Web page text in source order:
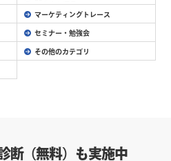
マーケティングトレース
セミナー・勉強会
その他のカテゴリ
断（無料）も実施中